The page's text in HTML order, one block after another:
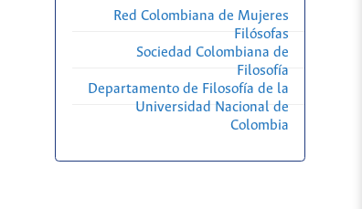
Red Colombiana de Mujeres
Filósofas
Sociedad Colombiana de
Filosofía
Departamento de Filosofía de la
Universidad Nacional de
Colombia